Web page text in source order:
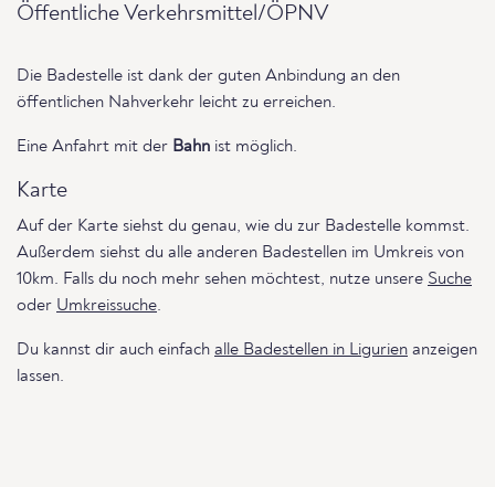
Öffentliche Verkehrsmittel/ÖPNV
Die Badestelle ist dank der guten Anbindung an den
öffentlichen Nahverkehr leicht zu erreichen.
Eine Anfahrt mit der Bahn ist möglich.
Karte
Auf der Karte siehst du genau, wie du zur Badestelle kommst.
Außerdem siehst du alle anderen Badestellen im Umkreis von
10km. Falls du noch mehr sehen möchtest, nutze unsere Suche
oder Umkreissuche.
Du kannst dir auch einfach alle Badestellen in Ligurien anzeigen
lassen.